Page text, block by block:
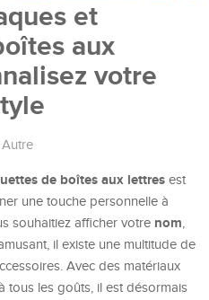
et
aux
votre
Autre
de boîtes aux lettres est
une touche personnelle à
souhaitiez afficher votre nom,
il existe une multitude de
Avec des matériaux
tous les goûts, il est désormais